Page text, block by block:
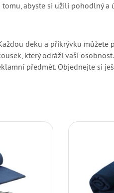
abyste si užili pohodlný a
deku a přikrývku můžete
který odráží vaši
předmět. Objednejte si